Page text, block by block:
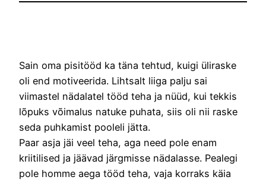
Sain oma pisitööd ka täna tehtud, kuigi üliraske
oli end motiveerida. Lihtsalt liiga palju sai
viimastel nädalatel tööd teha ja nüüd, kui tekkis
lõpuks võimalus natuke puhata, siis oli nii raske
seda puhkamist pooleli jätta.
Paar asja jäi veel teha, aga need pole enam
kriitilised ja jäävad järgmisse nädalasse. Pealegi
pole homme aega tööd teha, vaja korraks käia